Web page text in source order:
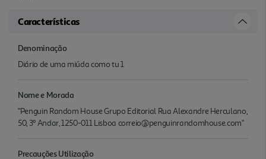
Características
Denominação
Diário de uma miúda como tu 1
Nome e Morada
"Penguin Random House Grupo Editorial Rua Alexandre Herculano,
50, 3º Andar, 1250-011 Lisboa correio@penguinrandomhouse.com"
Precauções Utilização